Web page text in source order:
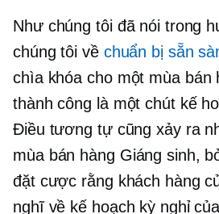
Như chúng tôi đã nói trong
chúng tôi về chuẩn bị sẵn
chìa khóa cho một mùa bán
thành công là một chút kế
Điều tương tự cũng xảy ra
mùa bán hàng Giáng sinh,
đặt cược rằng khách hàng
nghĩ về kế hoạch kỳ nghỉ